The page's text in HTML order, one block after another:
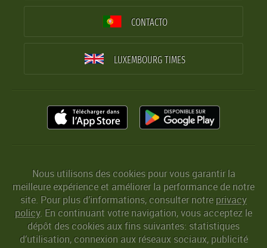
CONTACTO
LUXEMBOURG TIMES
Nous utilisons des cookies pour vous garantir la
meilleure expérience et améliorer la performance de notre
site. Pour plus d’informations, consulter notreprivacy
policy. En continuant votre navigation, vous acceptez le
dépôt des cookies aux fins suivantes: statistiques
d’utilisation, connexion aux réseaux sociaux, publicité